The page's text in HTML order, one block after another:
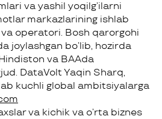
va yashil yoqilg’ilarni
markazlarining ishlab
operatori. Bosh qarorgohi
joylashgan bo’lib, hozirda
va BAAda
DataVolt Yaqin Sharq,
kuchli global ambitsiyalarga
va kichik va o’rta biznes